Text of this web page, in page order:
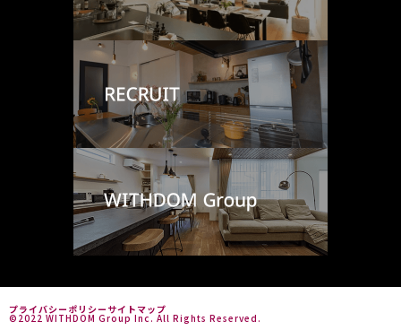
プライバシーポリシー サイトマップ
©2022 WITHDOM Group Inc. All Rights Reserved.